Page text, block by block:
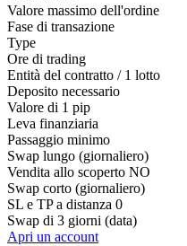
Valore massimo dell'ordine
Fase di transazione
Type
Ore di trading
Entità del contratto / 1 lotto
Deposito necessario
Valore di 1 pip
Leva finanziaria
Passaggio minimo
Swap lungo (giornaliero)
Vendita allo scoperto NO
Swap corto (giornaliero)
SL e TP a distanza 0
Swap di 3 giorni (data)
Apri un account